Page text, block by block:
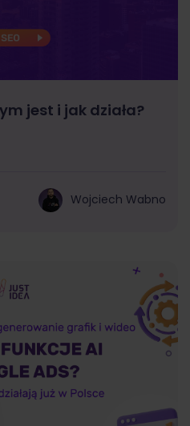
jest i jak działa?
Wojciech Wabno